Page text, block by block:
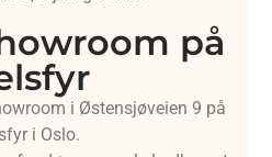
på
i Østensjøveien 9 på
i Oslo.